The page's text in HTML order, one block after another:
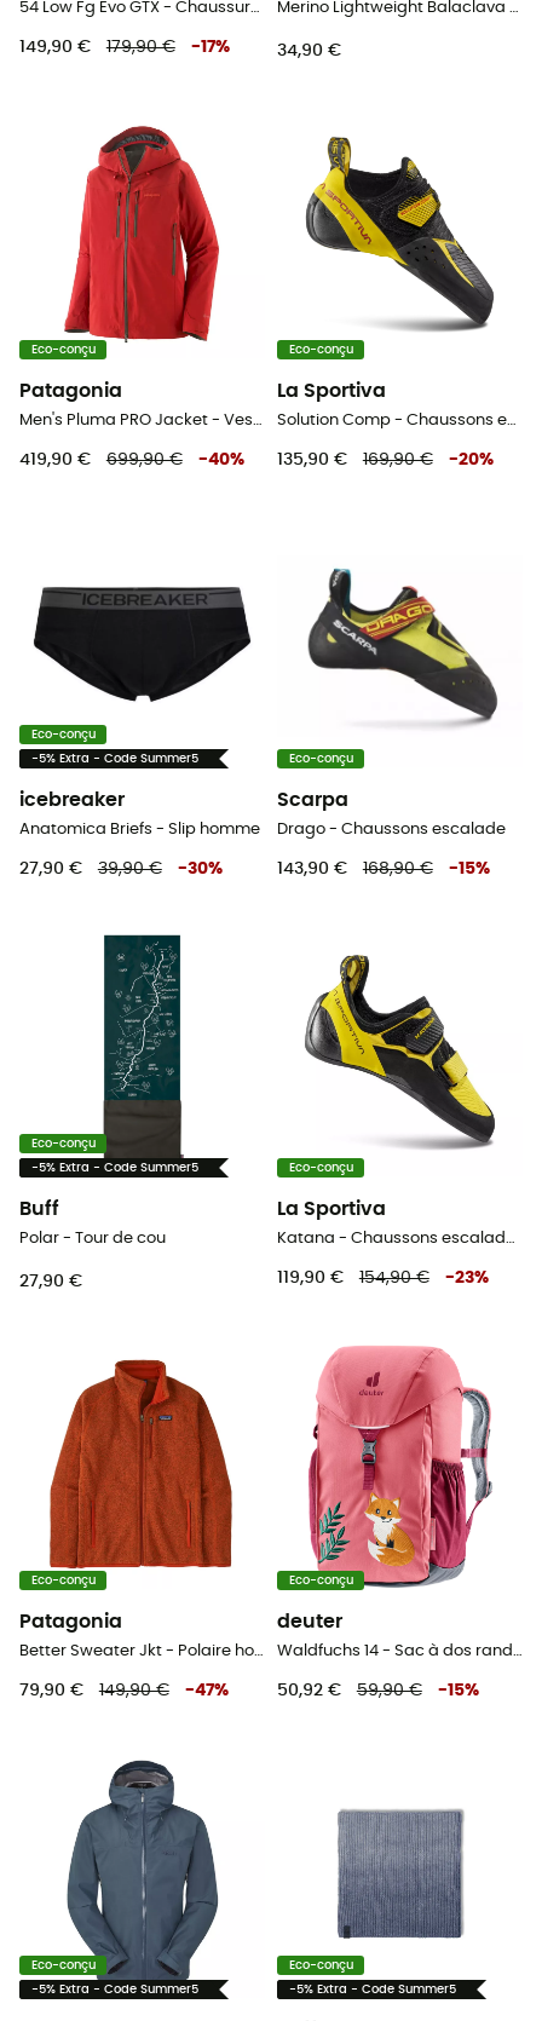
54 Low Fg Evo GTX - Chaussures randonnée
149,90 € 179,90 € -17%
Merino Lightweight Balaclava - Cagoule
34,90 €
Eco-conçu
Patagonia
Men's Pluma PRO Jacket - Veste hardshell homme
419,90 € 699,90 € -40%
Eco-conçu
La Sportiva
Solution Comp - Chaussons escalade homme
135,90 € 169,90 € -20%
Eco-conçu
-5% Extra - Code Summer5
icebreaker
Anatomica Briefs - Slip homme
27,90 € 39,90 € -30%
Eco-conçu
Scarpa
Drago - Chaussons escalade
143,90 € 168,90 € -15%
Eco-conçu
-5% Extra - Code Summer5
Buff
Polar - Tour de cou
27,90 €
Eco-conçu
La Sportiva
Katana - Chaussons escalade homme
119,90 € 154,90 € -23%
Eco-conçu
Patagonia
Better Sweater Jkt - Polaire homme
79,90 € 149,90 € -47%
Eco-conçu
deuter
Waldfuchs 14 - Sac à dos randonnée enfant
50,92 € 59,90 € -15%
Eco-conçu
-5% Extra - Code Summer5
Eco-conçu
-5% Extra - Code Summer5